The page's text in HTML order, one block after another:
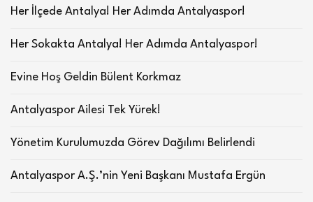
Her İlçede Antalya! Her Adımda Antalyaspor!
Her Sokakta Antalya! Her Adımda Antalyaspor!
Evine Hoş Geldin Bülent Korkmaz
Antalyaspor Ailesi Tek Yürek!
Yönetim Kurulumuzda Görev Dağılımı Belirlendi
Antalyaspor A.Ş.’nin Yeni Başkanı Mustafa Ergün